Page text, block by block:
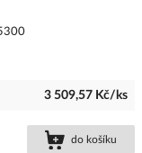
3 509,57 Kč/ks
do košíku